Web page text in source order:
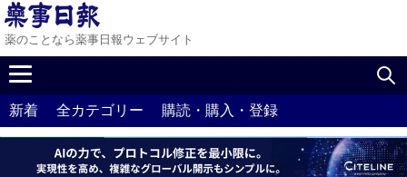
薬のことなら薬事日報ウェブサイト
新着 全カテゴリー 購読・購入・登録